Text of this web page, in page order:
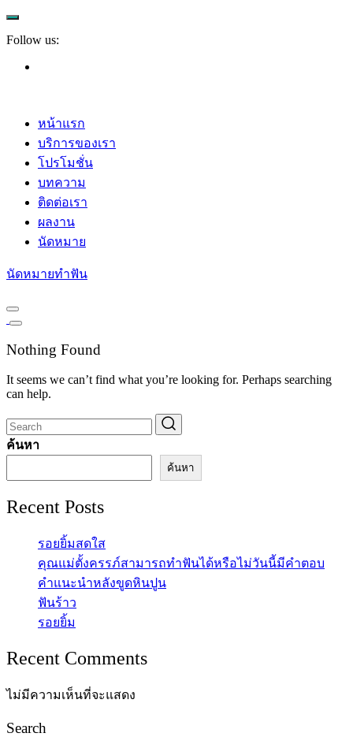
Follow us:
หน้าแรก
บริการของเรา
โปรโมชั่น
บทความ
ติดต่อเรา
ผลงาน
นัดหมาย
นัดหมายทำฟัน
Nothing Found
It seems we can’t find what you’re looking for. Perhaps searching
can help.
ค้นหา
ค้นหา
Recent Posts
รอยยิ้มสดใส
คุณแม่ตั้งครรภ์สามารถทำฟันได้หรือไม่วันนี้มีคำตอบ
คำแนะนำหลังขูดหินปูน
ฟันร้าว
รอยยิ้ม
Recent Comments
ไม่มีความเห็นที่จะแสดง
Search